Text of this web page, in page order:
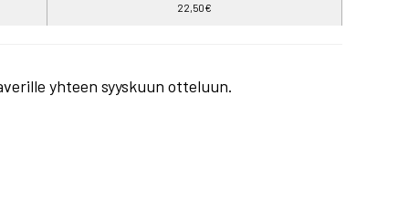
22,50€
yhteen syyskuun otteluun.